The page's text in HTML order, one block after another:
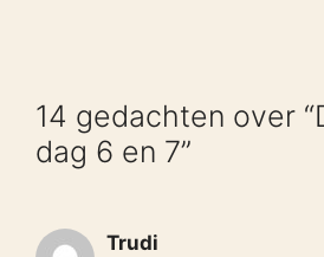
14 gedachten over
dag 6 en 7”
Trudi